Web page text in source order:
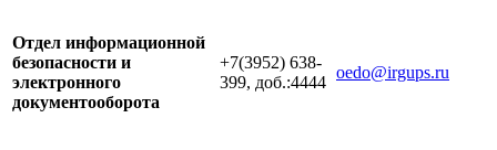
Отдел информационной
безопасности и
электронного
документооборота
+7(3952) 638-
399, доб.:4444
oedo@irgups.ru